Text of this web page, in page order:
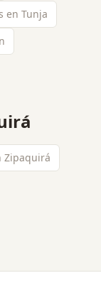
en Tunja
Zipaquirá